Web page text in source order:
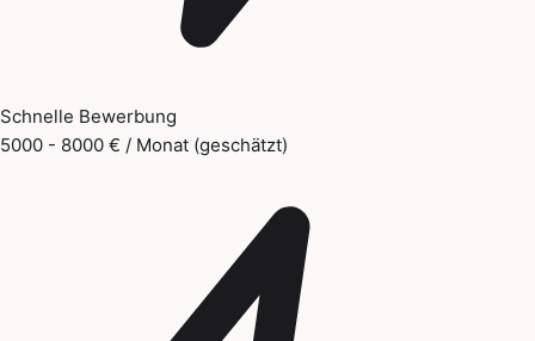
Schnelle Bewerbung
5000 - 8000 € / Monat (geschätzt)